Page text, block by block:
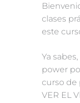
clases
este
Ya
power
curso de
VER EL